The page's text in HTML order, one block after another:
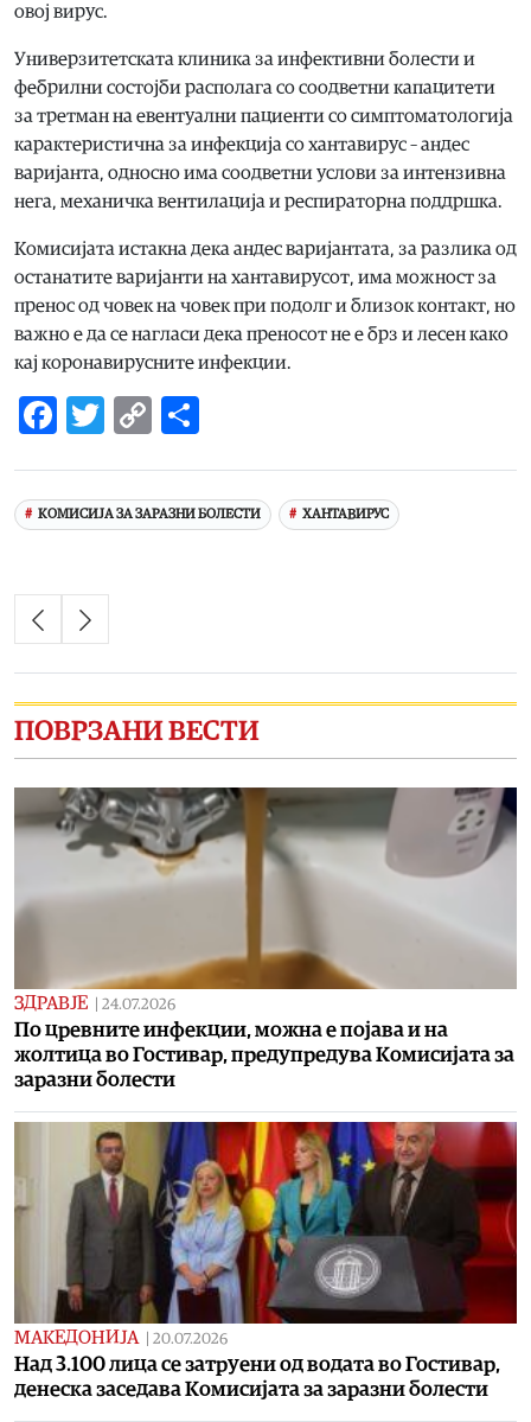
овој вирус.
Универзитетската клиника за инфективни болести и
фебрилни состојби располага со соодветни капацитети
за третман на евентуални пациенти со симптоматологија
карактеристична за инфекција со хантавирус – андес
варијанта, односно има соодветни услови за интензивна
нега, механичка вентилација и респираторна поддршка.
Комисијата истакна дека андес варијантата, за разлика од
останатите варијанти на хантавирусот, има можност за
пренос од човек на човек при подолг и близок контакт, но
важно е да се нагласи дека преносот не е брз и лесен како
кај коронавирусните инфекции.
Facebook
Twitter
Copy
КОМИСИЈА ЗА ЗАРАЗНИ БОЛЕСТИ ХАНТАВИРУС
ПОВРЗАНИ ВЕСТИ
ЗДРАВЈЕ | 24.07.2026
По цревните инфекции, можна е појава и на
жолтица во Гостивар, предупредува Комисијата за
заразни болести
МАКЕДОНИЈА | 20.07.2026
Над 3.100 лица се затруени од водата во Гостивар,
денеска заседава Комисијата за заразни болести